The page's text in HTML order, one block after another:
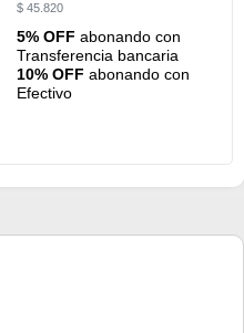
$45.820
5% OFF abonando con
Transferencia bancaria
10% OFF abonando con
Efectivo